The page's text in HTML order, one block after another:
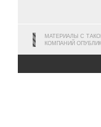
МАТЕРИАЛЫ С
КОМПАНИЙ